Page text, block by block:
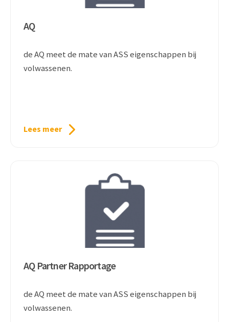
AQ
de AQ meet de mate van ASS eigenschappen bij
volwassenen.
Lees meer
AQ Partner Rapportage
de AQ meet de mate van ASS eigenschappen bij
volwassenen.